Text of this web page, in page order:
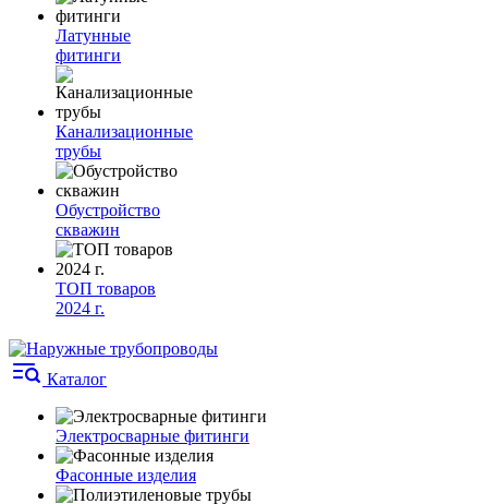
Латунные
фитинги
Канализационные
трубы
Обустройство
скважин
ТОП товаров
2024 г.
Каталог
Электросварные фитинги
Фасонные изделия